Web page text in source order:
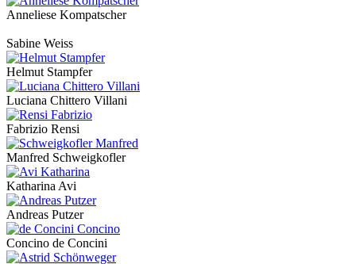
Anneliese Kompatscher
Sabine Weiss
Helmut Stampfer
Luciana Chittero Villani
Fabrizio Rensi
Manfred Schweigkofler
Katharina Avi
Andreas Putzer
Concino de Concini